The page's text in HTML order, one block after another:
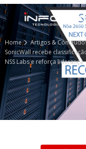
Home Artigos &
SonicWall recebe
NSS Labs e reforça liderança